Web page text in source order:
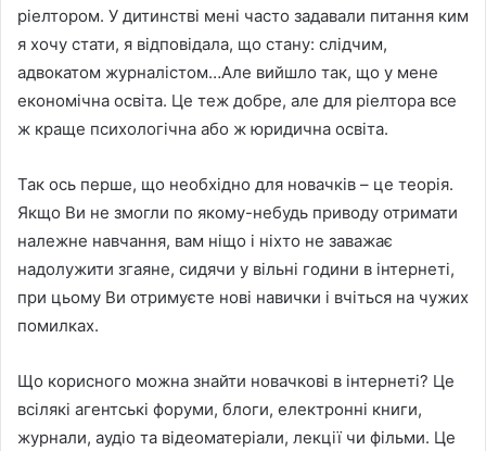
ріелтором. У дитинстві мені часто задавали питання ким
я хочу стати, я відповідала, що стану: слідчим,
адвокатом журналістом…Але вийшло так, що у мене
економічна освіта. Це теж добре, але для ріелтора все
ж краще психологічна або ж юридична освіта.
Так ось перше, що необхідно для новачків – це теорія.
Якщо Ви не змогли по якому-небудь приводу отримати
належне навчання, вам ніщо і ніхто не заважає
надолужити згаяне, сидячи у вільні години в інтернеті,
при цьому Ви отримуєте нові навички і вчіться на чужих
помилках.
Що корисного можна знайти новачкові в інтернеті? Це
всілякі агентські форуми, блоги, електронні книги,
журнали, аудіо та відеоматеріали, лекції чи фільми. Це